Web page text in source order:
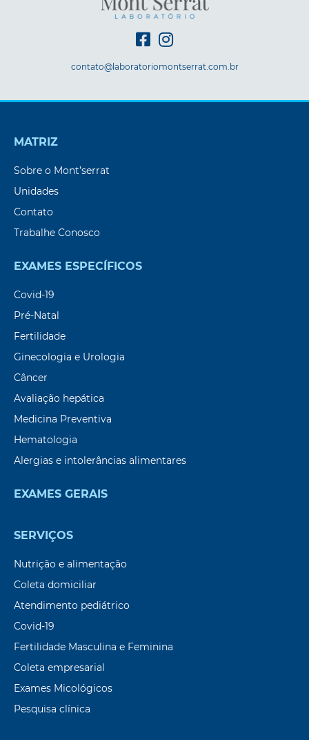
contato@laboratoriomontserrat.com.br
MATRIZ
Sobre o Mont’serrat
Unidades
Contato
Trabalhe Conosco
EXAMES ESPECÍFICOS
Covid-19
Pré-Natal
Fertilidade
Ginecologia e Urologia
Câncer
Avaliação hepática
Medicina Preventiva
Hematologia
Alergias e intolerâncias alimentares
EXAMES GERAIS
SERVIÇOS
Nutrição e alimentação
Coleta domiciliar
Atendimento pediátrico
Covid-19
Fertilidade Masculina e Feminina
Coleta empresarial
Exames Micológicos
Pesquisa clínica